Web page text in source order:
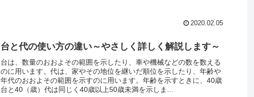
2020.02.05
台と代の使い方の違い～やさしく詳しく解説します～
台は、数量のおおよその範囲を示したり、車や機械などの数を数える
のに用います。代は、家やその地位を継いだ順位を示したり、年齢や
年代のおおよその範囲を示すのに用います。年齢を示すときに、40歳
台と40（歳）代は同じく40歳以上50歳未満を示しま...